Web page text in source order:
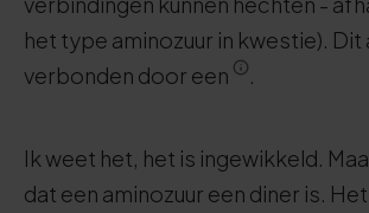
het type aminozuur in kwestie). Dit
verbonden door een
.
Ik weet het, het is ingewikkeld.
dat een aminozuur een diner is. Het